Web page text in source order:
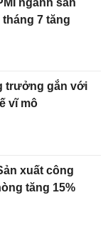
ngành sản
tháng 7 tăng
trưởng gắn với
vĩ mô
xuất công
tăng 15%